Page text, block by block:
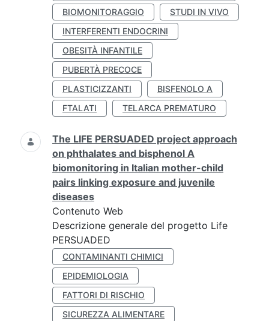
BIOMONITORAGGIO
STUDI IN VIVO
INTERFERENTI ENDOCRINI
OBESITÀ INFANTILE
PUBERTÀ PRECOCE
PLASTICIZZANTI
BISFENOLO A
FTALATI
TELARCA PREMATURO
The LIFE PERSUADED project approach
on phthalates and bisphenol A
biomonitoring in Italian mother-child
pairs linking exposure and juvenile
diseases
Contenuto Web
Descrizione generale del progetto Life
PERSUADED
CONTAMINANTI CHIMICI
EPIDEMIOLOGIA
FATTORI DI RISCHIO
SICUREZZA ALIMENTARE